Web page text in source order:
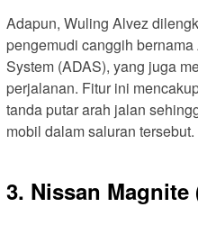
Adapun, Wuling Alvez
pengemudi canggih
System (ADAS), yang juga
perjalanan. Fitur ini
tanda putar arah jalan
mobil dalam saluran tersebut.
3. Nissan Magnite